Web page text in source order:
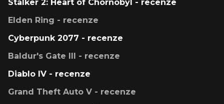
Stalker 2: Heart of Chornobyl - recenze
Elden Ring - recenze
Cyberpunk 2077 - recenze
Baldur's Gate III - recenze
Diablo IV - recenze
Grand Theft Auto V - recenze